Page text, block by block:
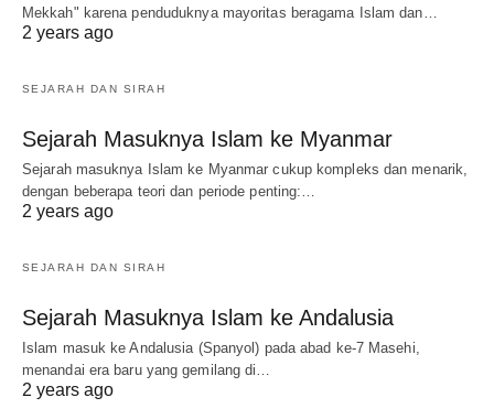
Mekkah" karena penduduknya mayoritas beragama Islam dan…
2 years ago
SEJARAH DAN SIRAH
Sejarah Masuknya Islam ke Myanmar
Sejarah masuknya Islam ke Myanmar cukup kompleks dan menarik,
dengan beberapa teori dan periode penting:…
2 years ago
SEJARAH DAN SIRAH
Sejarah Masuknya Islam ke Andalusia
Islam masuk ke Andalusia (Spanyol) pada abad ke-7 Masehi,
menandai era baru yang gemilang di…
2 years ago